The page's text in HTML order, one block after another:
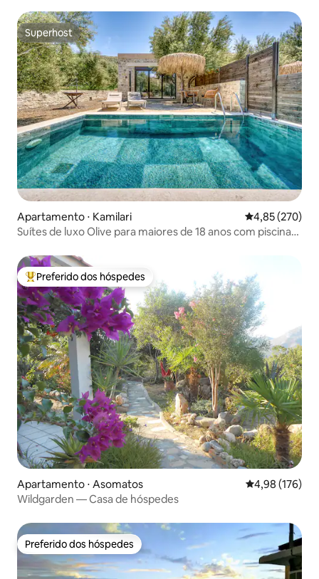
Superhost
Superhost
Apartamento ⋅ Kamilari 4,85 de uma
4,85 (270)
Suítes de luxo Olive para maiores de 18 anos com piscina
Entre os melhores preferidos dos hóspedes
Preferido dos hóspedes
Apartamento ⋅ Asomatos 4,98 de uma
4,98 (176)
Wildgarden — Casa de hóspedes
Preferido dos hóspedes
Preferido dos hóspedes